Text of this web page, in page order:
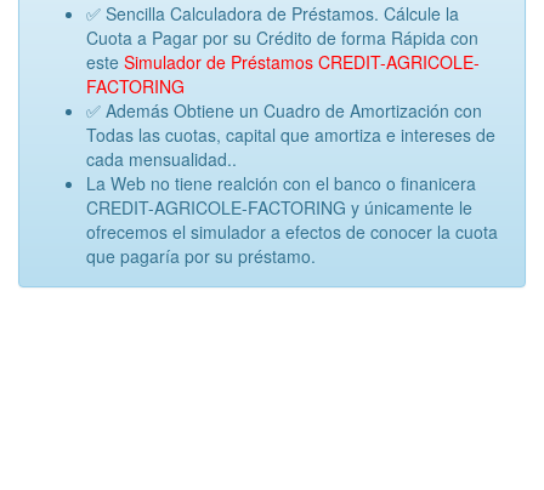
✅ Sencilla Calculadora de Préstamos. Cálcule la
Cuota a Pagar por su Crédito de forma Rápida con
este Simulador de Préstamos CREDIT-AGRICOLE-
FACTORING
✅ Además Obtiene un Cuadro de Amortización con
Todas las cuotas, capital que amortiza e intereses de
cada mensualidad..
La Web no tiene realción con el banco o finanicera
CREDIT-AGRICOLE-FACTORING y únicamente le
ofrecemos el simulador a efectos de conocer la cuota
que pagaría por su préstamo.